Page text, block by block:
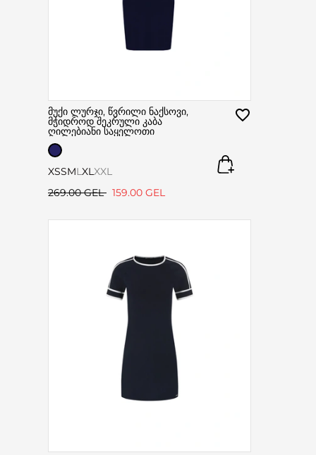
მუქი ლურჯი, წვრილი ნაქსოვი,
მჭიდროდ შეკრული კაბა
ღილებიანი საყელოთი
XSSML XL XXL
269.00 GEL 159.00 GEL